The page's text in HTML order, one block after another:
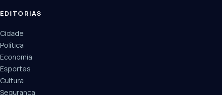
EDITORIAS
Cidade
Política
Economia
Esportes
Cultura
Segurança